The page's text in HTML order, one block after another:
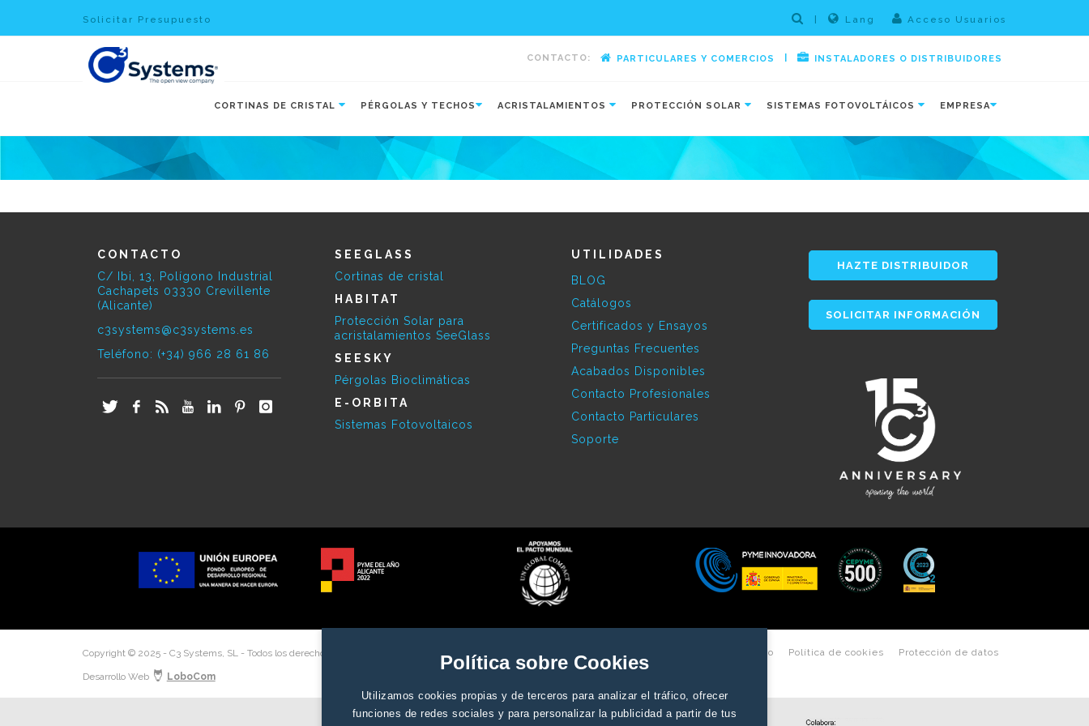
Política sobre Cookies
Utilizamos cookies propias y de terceros para analizar el tráfico, ofrecer
funciones de redes sociales y para personalizar la publicidad a partir de tus
Solicitar Presupuesto Acceso Usuarios
Lang
CONTACTO: PARTICULARES Y COMERCIOS INSTALADORES O DISTRIBUIDORES
CORTINAS DE CRISTAL PÉRGOLAS Y TECHOS ACRISTALAMIENTOS PROTECCIÓN SOLAR SISTEMAS FOTOVOLTÁICOS EMPRESA
CONTACTO
C/ Ibi, 13, Polígono Industrial
Cachapets 03330 Crevillente
(Alicante)
c3systems@c3systems.es
Teléfono: (+34) 966 28 61 86
SEEGLASS
Cortinas de cristal
HABITAT
Protección Solar para
acristalamientos SeeGlass
SEESKY
Pérgolas Bioclimáticas
E-ORBITA
Sistemas Fotovoltaicos
UTILIDADES
BLOG
Catálogos
Certificados y Ensayos
Preguntas Frecuentes
Acabados Disponibles
Contacto Profesionales
Contacto Particulares
Soporte
HAZTE DISTRIBUIDOR
SOLICITAR INFORMACIÓN
Copyright © 2025 - C3 Systems, SL - Todos los derechos reservados
Desarrollo Web LoboCom
Protección de datos
Política de cookies
Aviso legal y condiciones generales de uso